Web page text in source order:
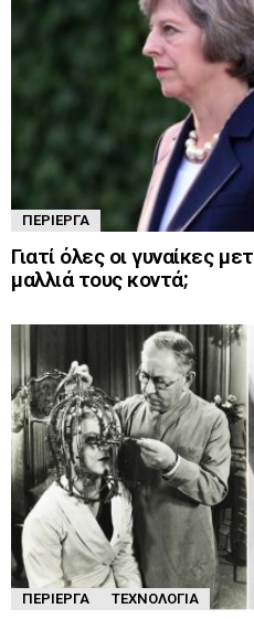
ΠΕΡΊΕΡΓΑ
Γιατί όλες οι γυναίκες
μαλλιά τους κοντά;
ΠΕΡΊΕΡΓΑ ΤΕΧΝΟΛΟΓΊΑ